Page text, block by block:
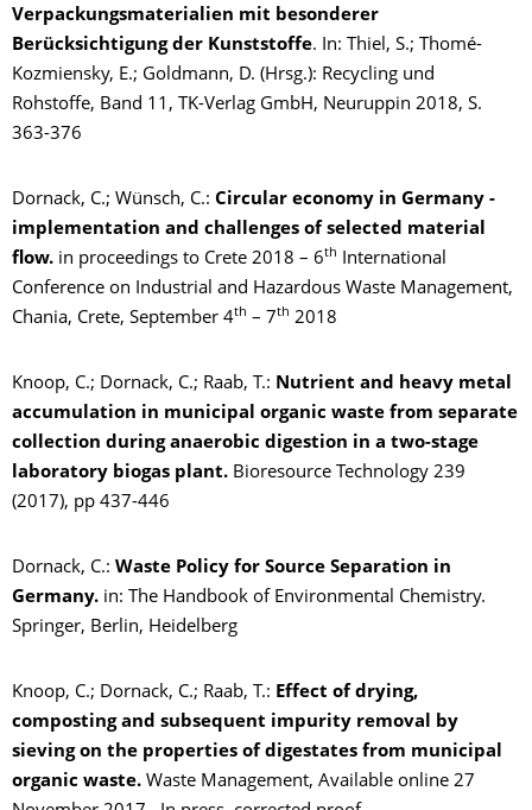
Verpackungsmaterialien mit besonderer
Berücksichtigung der Kunststoffe. In: Thiel, S.; Thomé-
Kozmiensky, E.; Goldmann, D. (Hrsg.): Recycling und
Rohstoffe, Band 11, TK-Verlag GmbH, Neuruppin 2018, S.
363-376
Dornack, C.; Wünsch, C.: Circular economy in Germany -
implementation and challenges of selected material
flow. in proceedings to Crete 2018 – 6th International
Conference on Industrial and Hazardous Waste Management,
Chania, Crete, September 4th – 7th 2018
Knoop, C.; Dornack, C.; Raab, T.: Nutrient and heavy metal
accumulation in municipal organic waste from separate
collection during anaerobic digestion in a two-stage
laboratory biogas plant. Bioresource Technology 239
(2017), pp 437-446
Dornack, C.: Waste Policy for Source Separation in
Germany. in: The Handbook of Environmental Chemistry.
Springer, Berlin, Heidelberg
Knoop, C.; Dornack, C.; Raab, T.: Effect of drying,
composting and subsequent impurity removal by
sieving on the properties of digestates from municipal
organic waste. Waste Management, Available online 27